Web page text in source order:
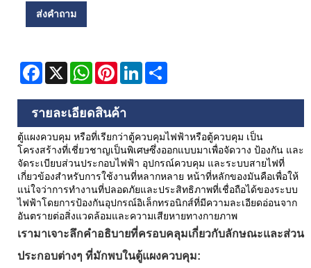
ส่งคำถาม
Facebook
X WhatsAppPinterestLinkedIn
รายละเอียดสินค้า
ตู้แผงควบคุม หรือที่เรียกว่าตู้ควบคุมไฟฟ้าหรือตู้ควบคุม เป็น
โครงสร้างที่เชี่ยวชาญเป็นพิเศษซึ่งออกแบบมาเพื่อจัดวาง ป้องกัน และ
จัดระเบียบส่วนประกอบไฟฟ้า อุปกรณ์ควบคุม และระบบสายไฟที่
เกี่ยวข้องสำหรับการใช้งานที่หลากหลาย หน้าที่หลักของมันคือเพื่อให้
แน่ใจว่าการทำงานที่ปลอดภัยและประสิทธิภาพที่เชื่อถือได้ของระบบ
ไฟฟ้าโดยการป้องกันอุปกรณ์อิเล็กทรอนิกส์ที่มีความละเอียดอ่อนจาก
อันตรายต่อสิ่งแวดล้อมและความเสียหายทางกายภาพ
เรามาเจาะลึกคำอธิบายที่ครอบคลุมเกี่ยวกับลักษณะและส่วน
ประกอบต่างๆ ที่มักพบในตู้แผงควบคุม: